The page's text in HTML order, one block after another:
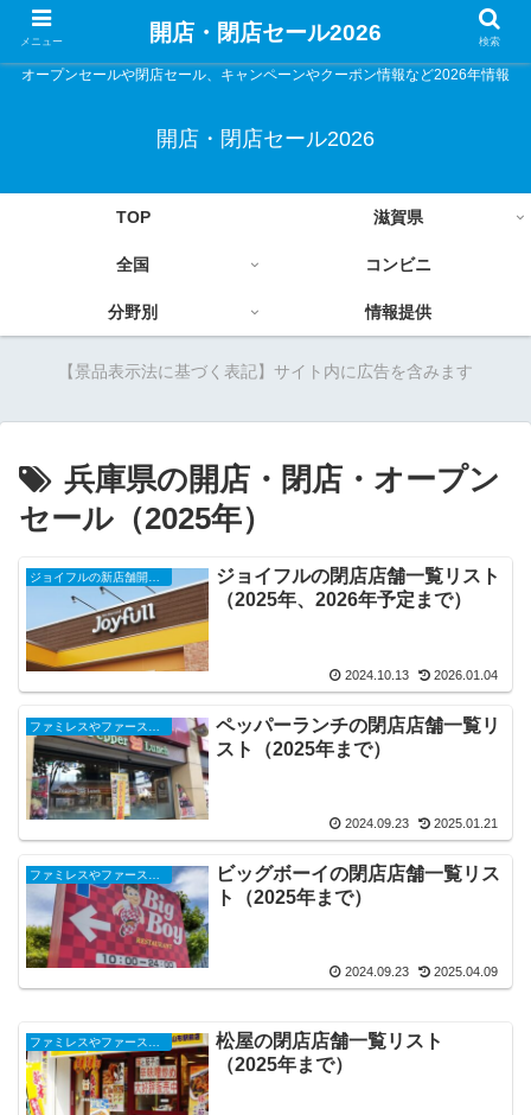
オープンセールや閉店セール、キャンペーンやクーポン情報など2026年情報
開店・閉店セール2026
TOP 滋賀県
全国 コンビニ
分野別 情報提供
【景品表示法に基づく表記】サイト内に広告を含みます
兵庫県の開店・閉店・オープン
セール（2025年）
ジョイフルの新店舗開店・オープンセール・閉店（2025年）
ジョイフルの閉店店舗一覧リスト
（2025年、2026年予定まで）
2024.10.13 2026.01.04
ペッパーランチの閉店店舗一覧リ
スト（2025年まで）
2024.09.23 2025.01.21
ビッグボーイの閉店店舗一覧リス
ト（2025年まで）
2024.09.23 2025.04.09
ファミレスやファーストフード、コンビニ、スーパーなどの閉店店舗一覧（2025年）
松屋の閉店店舗一覧リスト
（2025年まで）
メニュー 開店・閉店セール2026 検索